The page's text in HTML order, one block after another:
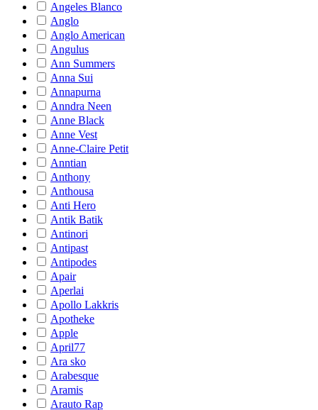
Angeles Blanco
Anglo
Anglo American
Angulus
Ann Summers
Anna Sui
Annapurna
Anndra Neen
Anne Black
Anne Vest
Anne-Claire Petit
Anntian
Anthony
Anthousa
Anti Hero
Antik Batik
Antinori
Antipast
Antipodes
Apair
Aperlai
Apollo Lakkris
Apotheke
Apple
April77
Ara sko
Arabesque
Aramis
Arauto Rap